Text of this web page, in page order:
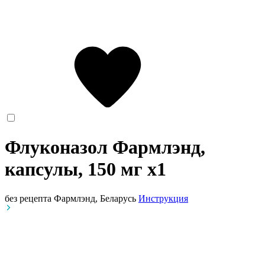
Флуконазол Фармлэнд,
капсулы, 150 мг x1
без рецепта Фармлэнд, Беларусь Инструкция